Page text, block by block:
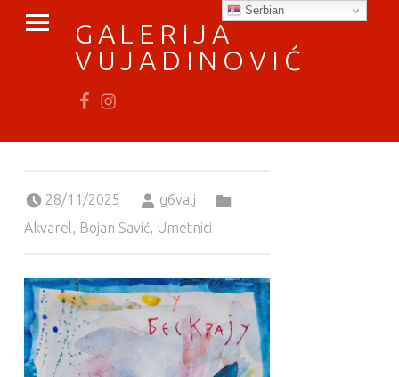
GALERIJA
VUJADINOVIĆ
28/11/2025
g6valj
Akvarel , Bojan Savić, Umetnici
Serbian